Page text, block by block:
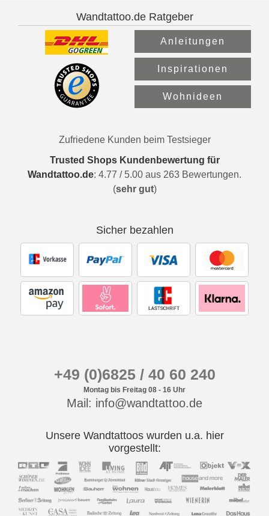
Wandtattoo.de Ratgeber
Anleitungen
Inspirationen
Wohnideen
Zufriedene Kunden beim Testsieger
Trusted Shops Kundenbewertung für
Wandtattoo.de: 4.77 / 5.00 aus 263 Bewertungen.
(sehr gut)
Sicher bezahlen
+49 (0)6825 / 40 60 240
Montag bis Freitag 08 - 16 Uhr
Mail: info@wandtattoo.de
Unsere Wandtattoos wurden u.a. hier
vorgestellt: